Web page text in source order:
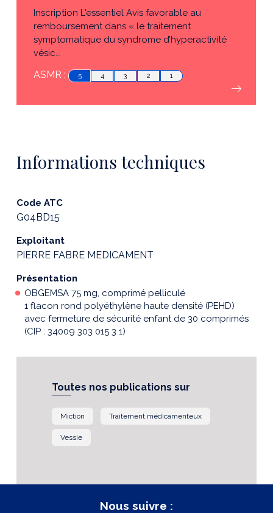
Inscription L'essentiel Avis favorable au
remboursement dans « le traitement
symptomatique du syndrome d’hyperactivité
vésic...
ASMR : 5 4 3 2 1
Informations techniques
Code ATC
G04BD15
Exploitant
PIERRE FABRE MEDICAMENT
Présentation
OBGEMSA 75 mg, comprimé pelliculé
1 flacon rond polyéthylène haute densité (PEHD)
avec fermeture de sécurité enfant de 30 comprimés
(CIP : 34009 303 015 3 1)
Toutes nos publications sur
Miction Traitement médicamenteux
Vessie
Nous suivre :